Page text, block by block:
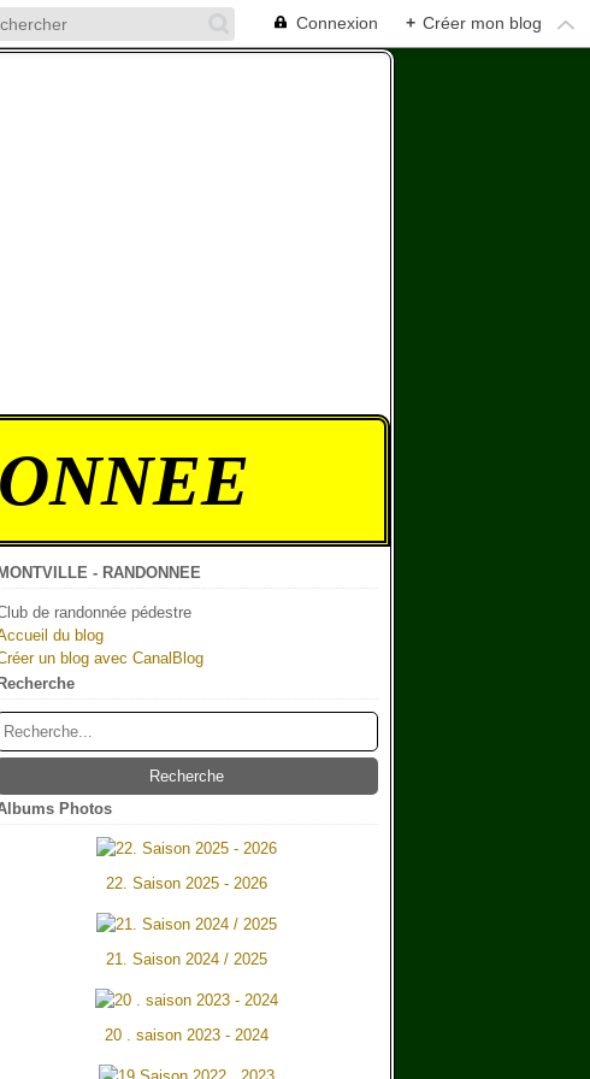
Connexion + Créer mon blog
MONTVILLE - RANDONNEE
de randonnée pédestre
du blog
un blog avec CanalBlog
Recherche
Photos
22. Saison 2025 - 2026
21. Saison 2024 / 2025
20 . saison 2023 - 2024